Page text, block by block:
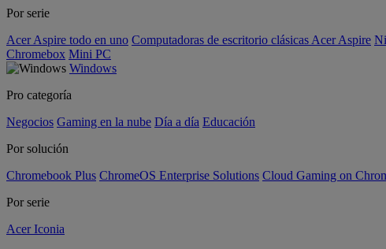
Por serie
Acer Aspire todo en uno Computadoras de escritorio clásicas Acer Aspire
Chromebox Mini PC
Windows
Pro categoría
Negocios Gaming en la nube Día a día Educación
Por solución
Chromebook Plus ChromeOS Enterprise Solutions Cloud Gaming on
Por serie
Acer Iconia